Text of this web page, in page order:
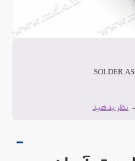
نظر بدهید
SOLDER